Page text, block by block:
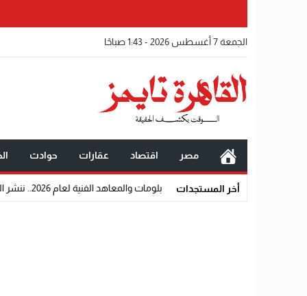
الجمعة 7 أغسطس 2026 - 1:43 صباحًا
مصر اقتصاد عقارات حوادث
أخر المستجدات
والمعاهد الفنية لعام 2026.. ننشر الشروط وأماكن اللجان والروابط الرسمية